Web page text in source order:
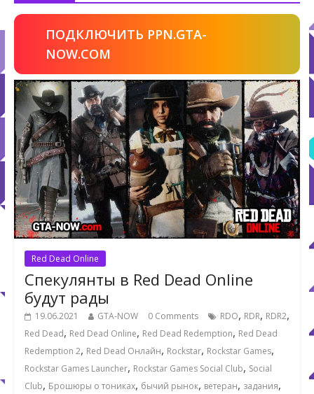
ПОДКЛЮЧИТЬ PPN.GTA-
NOW.COM
Red Dead Online
Спекулянты в Red Dead Online
будут рады
19.06.2021 GTA-NOW 0 Comments RDO, RDR, RDR2,
Red Dead, Red Dead Online, Red Dead Redemption, Red Dead
Redemption 2, Red Dead Онлайн, Rockstar, Rockstar Games,
Rockstar Games Launcher, Rockstar Games Social Club, Social
Club, Брошюры о тониках, бычий рынок, ветеран, задания,